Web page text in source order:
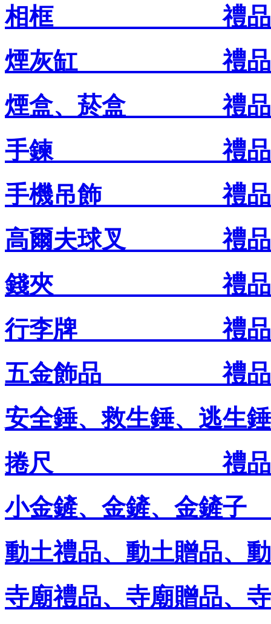
相框 禮品王禮
煙灰缸 禮品王禮
煙盒、菸盒 禮品王
手鍊 禮品王禮
手機吊飾 禮品王
高爾夫球叉 禮品王
錢夾 禮品王禮
行李牌 禮品王禮
五金飾品 禮品王
安全錘、救生錘、
捲尺 禮品王禮
小金鏟、金鏟、金鏟
動土禮品、動土贈品
寺廟禮品、寺廟贈品